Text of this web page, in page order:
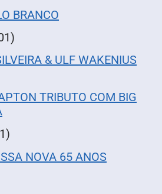
BRANCO
& ULF WAKENIUS
TRIBUTO COM BIG
NOVA 65 ANOS